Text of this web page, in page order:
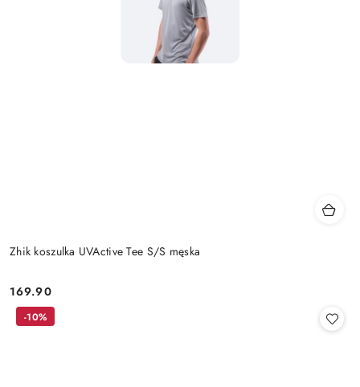
Zhik koszulka UVActive Tee S/S męska
Cena:
169.90
-10%